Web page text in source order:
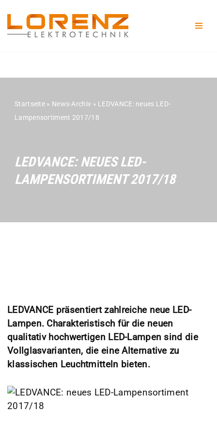
Zum
Inhalt
Startseite » News-Archiv » LEDVANCE: neues LED-
Lampensortiment 2017/18
LEDVANCE: NEUES LED-
LAMPENSORTIMENT 2017/18
LEDVANCE präsentiert zahlreiche neue LED-
Lampen. Charakteristisch für die neuen
qualitativ hochwertigen LED-Lampen sind die
Vollglasvarianten, die eine Alternative zu
klassischen Leuchtmitteln bieten.